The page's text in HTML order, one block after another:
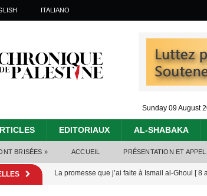
ITALIANO
Sunday 09 August
EDITORIAUX AL-SHABAKA
BRISÉES » ACCUEIL PRÉSENTATION ET
La promesse que j’ai faite à Ismail al-Ghoul [ 8